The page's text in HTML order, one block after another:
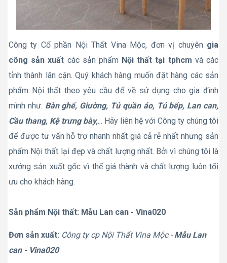
Công ty Cổ phần Nội Thất Vina Mộc, đơn vị chuyên gia
công sản xuất các sản phẩm Nội thất tại tphcm và các
tỉnh thành lân cận. Quý khách hàng muốn đặt hàng các sản
phẩm Nội thất theo yêu cầu để về sử dụng cho gia đình
mình như: Bàn ghế, Giường, Tủ quần áo, Tủ bếp, Lan can,
Cầu thang, Kệ trưng bày,... Hãy liên hệ với Công ty chúng tôi
để được tư vấn hỗ trợ nhanh nhất giá cả rẻ nhất nhưng sản
phẩm Nội thất lại đẹp và chất lượng nhất. Bởi vì chúng tôi là
xưởng sản xuất gốc vì thế giá thành và chất lượng luôn tối
ưu cho khách hàng.
Sản phẩm Nội thất: Mẫu Lan can - Vina020
Đơn sản xuất: Công ty cp Nội Thất Vina Mộc -Mẫu Lan
can - Vina020